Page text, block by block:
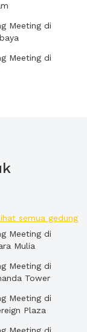
Meeting di
Meeting di
semua gedung
Meeting di
Mulia
Meeting di
Tower
Meeting di
Plaza